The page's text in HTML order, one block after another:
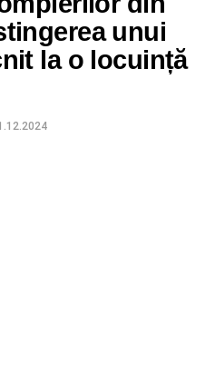
unui
la o locuință